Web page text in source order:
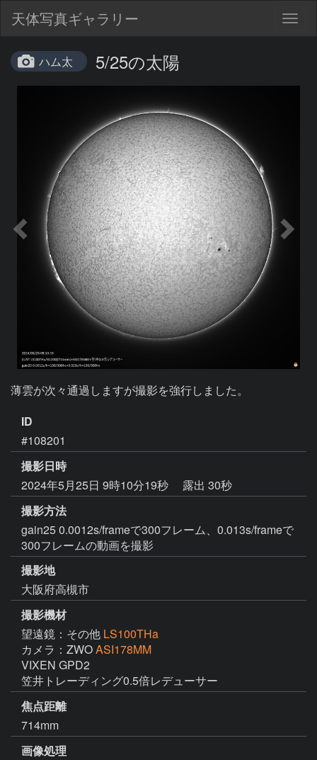
天体写真ギャラリー
ハム太 5/25の太陽
薄雲が次々通過しますが撮影を強行しました。
ID
#108201
撮影日時
2024年5月25日 9時10分19秒
露出 30秒
撮影方法
gain25 0.0012s/frameで300フレーム、0.013s/frameで
300フレームの動画を撮影
撮影地
大阪府高槻市
撮影機材
望遠鏡：その他 LS100THa
カメラ：ZWOASI178MM
VIXEN GPD2
笠井トレーディング0.5倍レデューサー
焦点距離
714mm
画像処理